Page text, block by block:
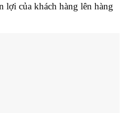
lợi của khách hàng lên hàng